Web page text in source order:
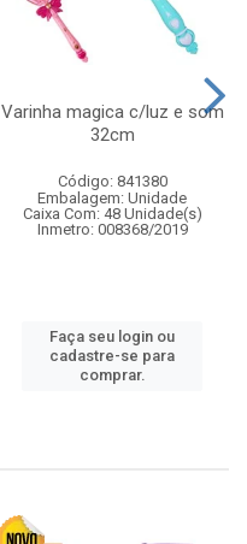
Varinha magica c/luz e som
32cm
Código: 841380
Embalagem: Unidade
Caixa Com: 48 Unidade(s)
Inmetro: 008368/2019
Faça seu login ou
cadastre-se para
comprar.